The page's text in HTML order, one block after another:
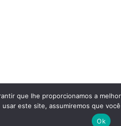
que lhe proporcionamos a
usar este site, assumiremos que
Ok